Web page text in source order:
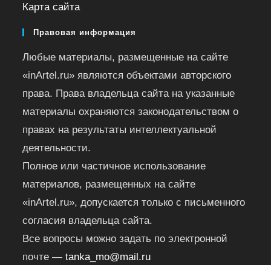
Карта сайта
Правовая информация
Любые материалы, размещенные на сайте
«inArtel.ru» являются объектами авторского
права. Права владельца сайта на указанные
материалы охраняются законодательством о
правах на результаты интеллектуальной
деятельности.
Полное или частичное использование
материалов, размещенных на сайте
«inArtel.ru», допускается только с письменного
согласия владельца сайта.
Все вопросы можно задать по электронной
почте —tanka_mo@mail.ru